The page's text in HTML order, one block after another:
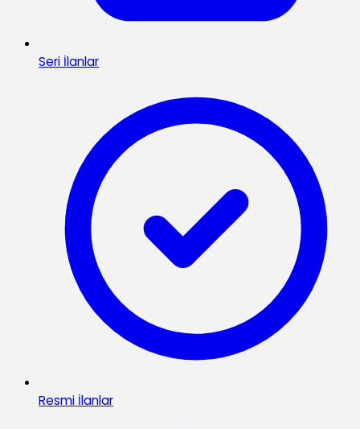
Seri İlanlar
Resmi İlanlar